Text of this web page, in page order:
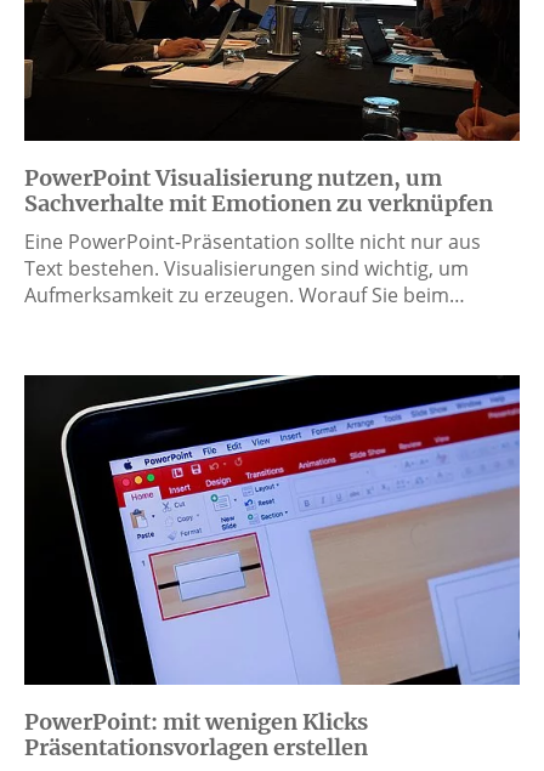
PowerPoint Visualisierung nutzen, um
Sachverhalte mit Emotionen zu verknüpfen
Eine PowerPoint-Präsentation sollte nicht nur aus
Text bestehen. Visualisierungen sind wichtig, um
Aufmerksamkeit zu erzeugen. Worauf Sie beim…
PowerPoint: mit wenigen Klicks
Präsentationsvorlagen erstellen